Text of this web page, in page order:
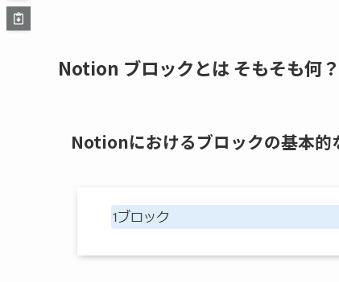
Notion ブロックとは そもそも何？
Notionにおけるブロックの基本的